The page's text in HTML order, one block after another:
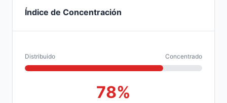
Índice de Concentración
Distribuido Concentrado
78%